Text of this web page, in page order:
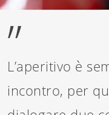
”
L’aperitivo è
incontro, per